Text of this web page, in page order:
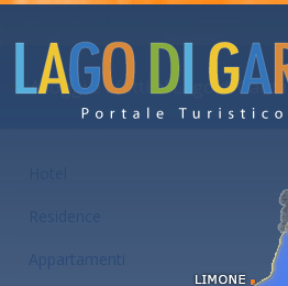
Alloggi e affitti al Lago di Garda
Appartamenti